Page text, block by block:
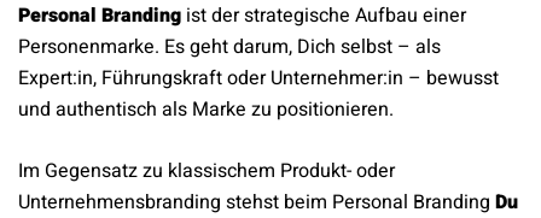
Kontakt
Personal Branding ist der strategische Aufbau einer
Personenmarke. Es geht darum, Dich selbst – als
Expert:in, Führungskraft oder Unternehmer:in – bewusst
und authentisch als Marke zu positionieren.
Im Gegensatz zu klassischem Produkt- oder
Unternehmensbranding stehst beim Personal Branding Du